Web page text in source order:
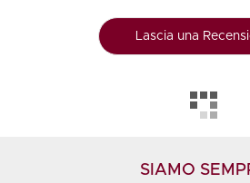
Lascia una
SIAMO